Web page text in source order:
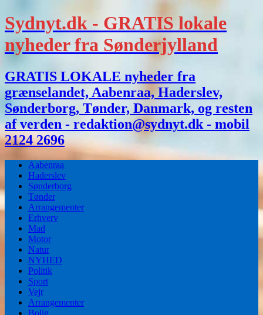
Sydnyt.dk - GRATIS lokale
nyheder fra Sønderjylland
GRATIS LOKALE nyheder fra
grænselandet, Aabenraa, Haderslev,
Sønderborg, Tønder, Danmark, og resten
af verden - redaktion@sydnyt.dk - mobil
2124 2696
Aabenraa
Haderslev
Sønderborg
Tønder
Arrangementer
Erhverv
Mad
Motor
Natur
NYHED
Politik
Sport
Vejr
Arrangementer
Bolig